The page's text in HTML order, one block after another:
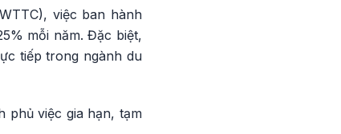
việc ban hành
mỗi năm. Đặc biệt,
tiếp trong ngành du
phủ việc gia hạn, tạm